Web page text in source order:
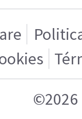
©2026